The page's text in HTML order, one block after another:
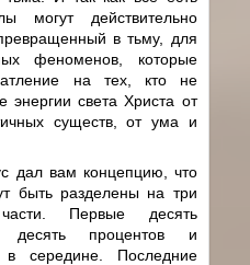
могут действительно
в тьму, для
феноменов, которые
на тех, кто не
энергии света Христа от
существ, от ума и
дал вам концепцию, что
быть разделены на три
Первые десять
десять процентов и
в середине. Последние